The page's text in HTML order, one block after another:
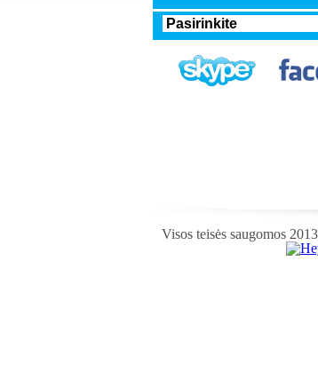
Visos teisės saugomos